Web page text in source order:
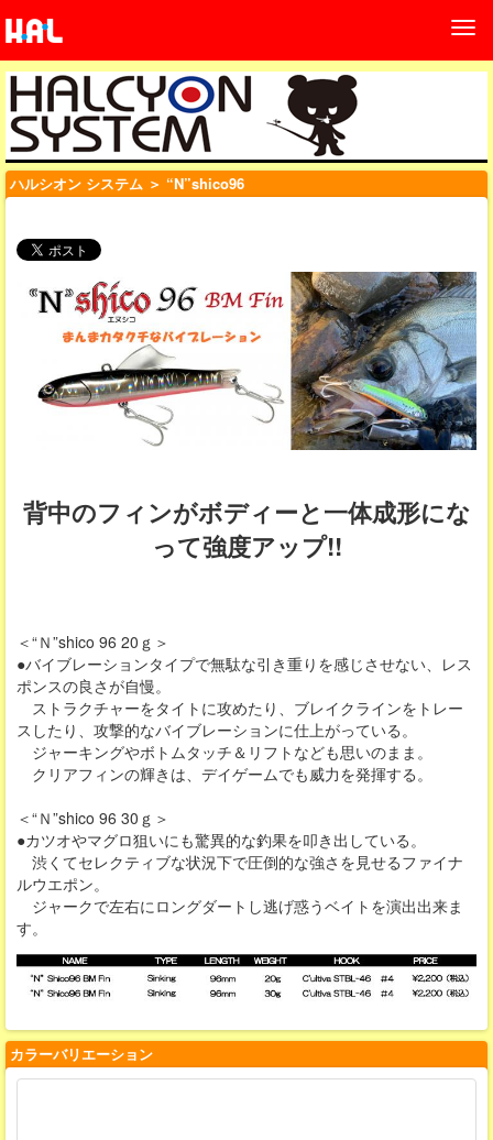
ハルシオン システム ＞ “N”shico96
背中のフィンがボディーと一体成形にな
って強度アップ!!
＜“Ｎ”shico 96 20ｇ＞
●バイブレーションタイプで無駄な引き重りを感じさせない、レス
ポンスの良さが自慢。
ストラクチャーをタイトに攻めたり、ブレイクラインをトレー
スしたり、攻撃的なバイブレーションに仕上がっている。
ジャーキングやボトムタッチ＆リフトなども思いのまま。
クリアフィンの輝きは、デイゲームでも威力を発揮する。
＜“Ｎ”shico 96 30ｇ＞
●カツオやマグロ狙いにも驚異的な釣果を叩き出している。
渋くてセレクティブな状況下で圧倒的な強さを見せるファイナ
ルウエポン。
ジャークで左右にロングダートし逃げ惑うベイトを演出出来ま
す。
カラーバリエーション